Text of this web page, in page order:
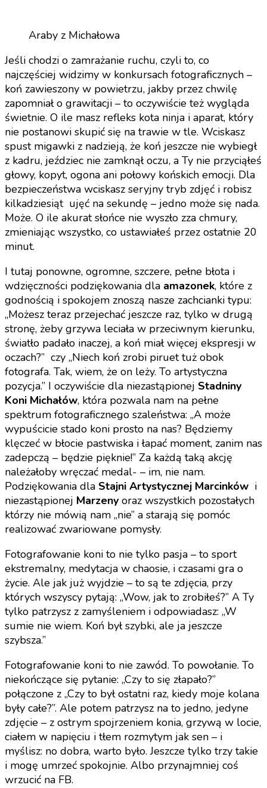
Araby z Michałowa
Jeśli chodzi o zamrażanie ruchu, czyli to, co
najczęściej widzimy w konkursach fotograficznych –
koń zawieszony w powietrzu, jakby przez chwilę
zapomniał o grawitacji – to oczywiście też wygląda
świetnie. O ile masz refleks kota ninja i aparat, który
nie postanowi skupić się na trawie w tle. Wciskasz
spust migawki z nadzieją, że koń jeszcze nie wybiegł
z kadru, jeździec nie zamknął oczu, a Ty nie przyciąłeś
głowy, kopyt, ogona ani połowy końskich emocji. Dla
bezpieczeństwa wciskasz seryjny tryb zdjęć i robisz
kilkadziesiąt ujęć na sekundę – jedno może się nada.
Może. O ile akurat słońce nie wyszło zza chmury,
zmieniając wszystko, co ustawiałeś przez ostatnie 20
minut.
I tutaj ponowne, ogromne, szczere, pełne błota i
wdzięczności podziękowania dla amazonek, które z
godnością i spokojem znoszą nasze zachcianki typu:
„Możesz teraz przejechać jeszcze raz, tylko w drugą
stronę, żeby grzywa leciała w przeciwnym kierunku,
światło padało inaczej, a koń miał więcej ekspresji w
oczach?” czy „Niech koń zrobi piruet tuż obok
fotografa. Tak, wiem, że on leży. To artystyczna
pozycja.” I oczywiście dla niezastąpionej Stadniny
Koni Michałów, która pozwala nam na pełne
spektrum fotograficznego szaleństwa: „A może
wypuścicie stado koni prosto na nas? Będziemy
klęczeć w błocie pastwiska i łapać moment, zanim nas
zadepczą – będzie pięknie!” Za każdą taką akcję
należałoby wręczać medal- – im, nie nam.
Podziękowania dla Stajni Artystycznej Marcinków i
niezastąpionej Marzeny oraz wszystkich pozostałych
którzy nie mówią nam „nie” a starają się pomóc
realizować zwariowane pomysły.
Fotografowanie koni to nie tylko pasja – to sport
ekstremalny, medytacja w chaosie, i czasami gra o
życie. Ale jak już wyjdzie – to są te zdjęcia, przy
których wszyscy pytają: „Wow, jak to zrobiłeś?” A Ty
tylko patrzysz z zamyśleniem i odpowiadasz: „W
sumie nie wiem. Koń był szybki, ale ja jeszcze
szybsza.”
Fotografowanie koni to nie zawód. To powołanie. To
niekończące się pytanie: „Czy to się złapało?”
połączone z „Czy to był ostatni raz, kiedy moje kolana
były całe?”. Ale potem patrzysz na to jedno, jedyne
zdjęcie – z ostrym spojrzeniem konia, grzywą w locie,
ciałem w napięciu i tłem rozmytym jak sen – i
myślisz: no dobra, warto było. Jeszcze tylko trzy takie
i mogę umrzeć spokojnie. Albo przynajmniej coś
wrzucić na FB.